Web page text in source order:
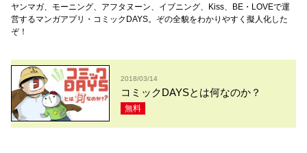
ヤンマガ、モーニング、アフタヌーン、イブニング、Kiss、BE・LOVEで運
営するマンガアプリ・コミックDAYS。ぞの全貌をわかりやすく擬人化した
ぞ！
2018/03/14
コミックDAYSとは何なのか？
無料